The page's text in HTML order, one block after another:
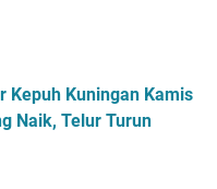
Kepuh Kuningan Kamis
Naik, Telur Turun